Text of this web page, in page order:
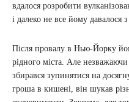
вдалося розробити
і далеко не все йому давалося
Після провалу в Нью-Йорку
рідного міста. Але
збирався зупинятися на
гроша в кишені, він шукав